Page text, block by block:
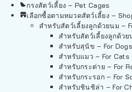
กรงสัตว์เลี้ยง – Pet Cages
เลือกซื้อตามหมวดสัตว์เลี้ยง –
สำหรับสัตว์เลี้ยงลูกด้วยนม –
สำหรับสัตว์เลี้ยงลูกด้วย
สำหรับสุนัข – For Dogs
สำหรับแมว – For Cats
สำหรับกระต่าย – For
สำหรับกระรอก – For
สำหรับชินชิล่า – For